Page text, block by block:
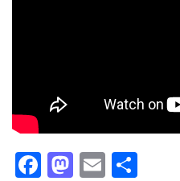
Facebook
Mastodon
Email